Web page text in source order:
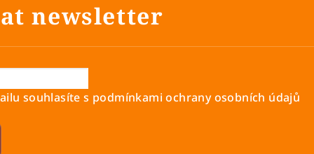
newsletter
souhlasíte s podmínkami ochrany osobních údajů